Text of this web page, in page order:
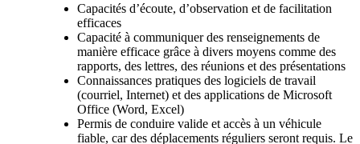
Capacités d’écoute, d’observation et de facilitation
efficaces
Capacité à communiquer des renseignements de
manière efficace grâce à divers moyens comme des
rapports, des lettres, des réunions et des présentations
Connaissances pratiques des logiciels de travail
(courriel, Internet) et des applications de Microsoft
Office (Word, Excel)
Permis de conduire valide et accès à un véhicule
fiable, car des déplacements réguliers seront requis. Le